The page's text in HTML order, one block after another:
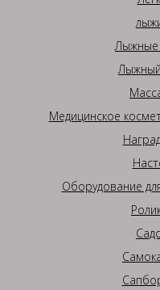
Лыжные
Медицинское
Оборудование